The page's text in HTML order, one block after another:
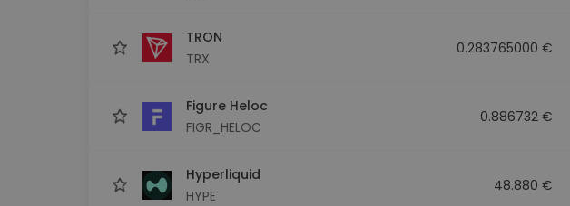
TRON
TRX
0.283765000 €
Figure Heloc
FIGR_HELOC
0.886732 €
Hyperliquid
HYPE
48.880 €